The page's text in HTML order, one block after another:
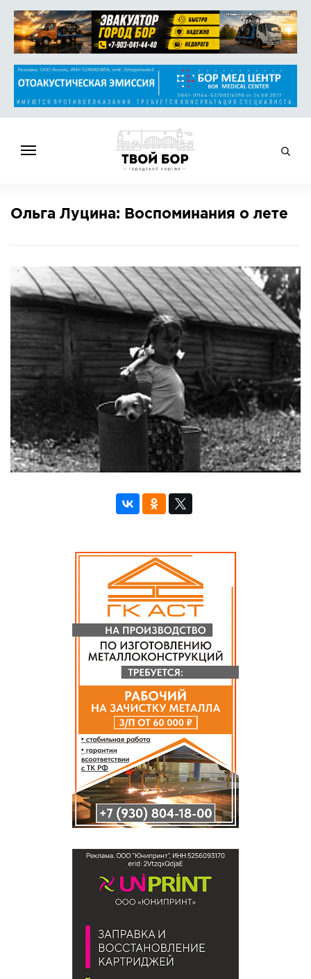
НОВОСТИ
РАБОТА
АФИША
КАМЕРЫ
ГОЛОСОВАНИЯ
ПРЕДЛОЖИТЬ НОВОСТЬ
ФОТО
Ольга Луцина: Воспоминания о лете